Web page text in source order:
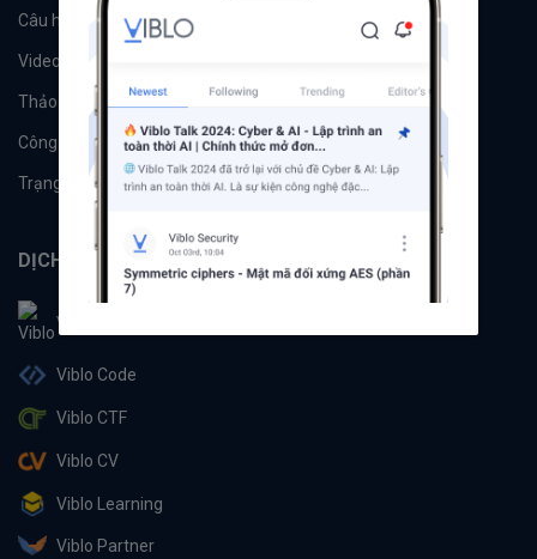
Câu hỏi
Videos
Thảo luận Đề xuất hệ thống
Công cụ Machine Learning
Trạng thái hệ thống
DỊCH VỤ
Viblo
Viblo Code
Viblo CTF
Viblo CV
Viblo Learning
Viblo Partner